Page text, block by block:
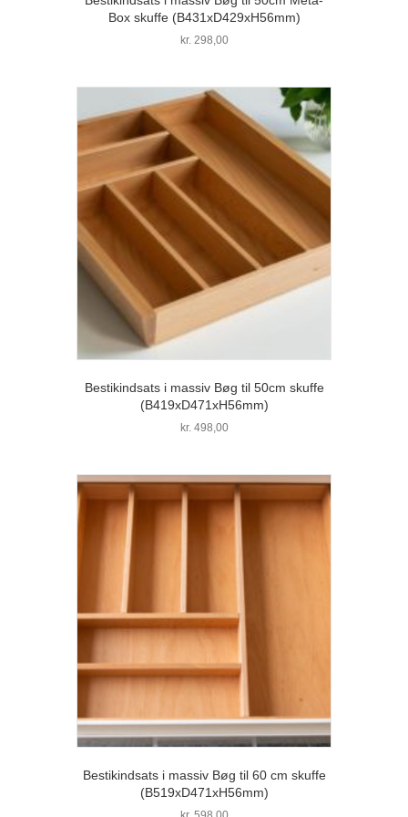
Box skuffe (B431xD429xH56mm)
kr.298,00
Bestikindsats i massiv Bøg til 50cm skuffe
(B419xD471xH56mm)
kr. 498,00
Bestikindsats i massiv Bøg til 60 cm skuffe
(B519xD471xH56mm)